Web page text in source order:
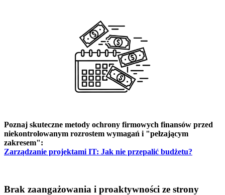
Poznaj skuteczne metody ochrony firmowych finansów przed
niekontrolowanym rozrostem wymagań i "pełzającym
zakresem":
Zarządzanie projektami IT: Jak nie przepalić budżetu?
Brak zaangażowania i proaktywności ze strony